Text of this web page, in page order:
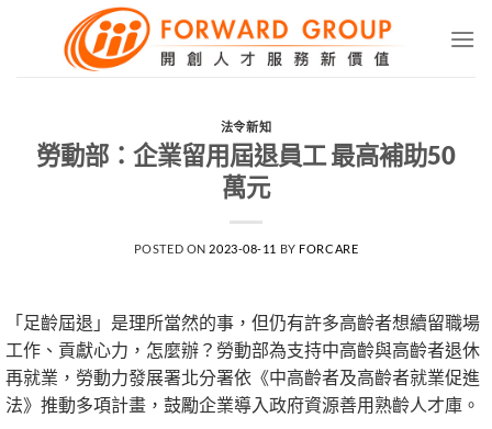
法令新知
勞動部：企業留用屆退員工 最高補助50
萬元
POSTED ON 2023-08-11 BY FORCARE
「足齡屆退」是理所當然的事，但仍有許多高齡者想續留職場
工作、貢獻心力，怎麼辦？勞動部為支持中高齡與高齡者退休
再就業，勞動力發展署北分署依《中高齡者及高齡者就業促進
法》推動多項計畫，鼓勵企業導入政府資源善用熟齡人才庫。